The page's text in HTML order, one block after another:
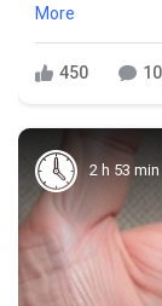
More
450
2 h 53 min